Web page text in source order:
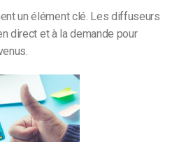
un élément clé. Les diffuseurs
direct et à la demande pour